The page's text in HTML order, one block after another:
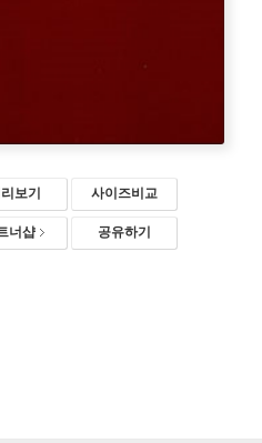
보기 사이즈비교
너샵 공유하기